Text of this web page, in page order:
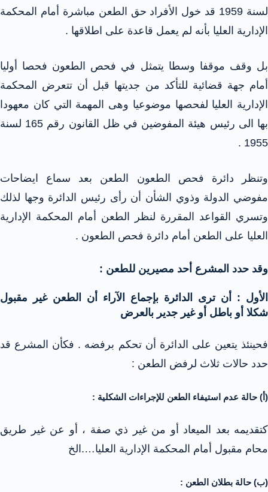
لسنة 1959 قد خول الأفراد حق الطعن مباشرة أمام المحكمة
الإدارية العليا بأنه لم يعمل قاعدة على اطلاقها .
بل وقف موقفا وسطا يتمثل في فحص الطعون فحصا أوليا
أمام جهة قضائية للتأكد من جديتها قبل أن تتعرض المحكمة
الإدارية العليا لفحصها موضوعيا وهى المهمة التي كان معهودا
بها الى رئيس هيئة المفوضين في ظل القانون رقم 165 لسنة
1955 .
وتنظر دائرة فحص الطعون الطعن بعد سماع ايضاحات
مفوضي الدولة وذوي الشأن أن رأى رئيس الدائرة وجها لذلك
وتسري القواعد المقررة لنظر الطعن أمام المحكمة الإدارية
العليا على الطعن أمام دائرة فحص الطعون .
وقد حدد المشرع أحد مصيرين للطعن :
الأول : أن ترى الدائرة بإجماع الآراء أن الطعن غير مقبول
شكلا أو باطل أو غير جدير بالعرض
فحينئذ يتعين على الدائرة أن تحكم برفضه . فكأن المشرع قد
حدد حالات ثلاث لرفض الطعن :
(أ) حالة عدم استيفاء الطعن للإجراءات الشكلية :
كتقديمه بعد الميعاد أو من غير ذي صفة ، أو عن غير طريق
محام مقبول أمام المحكمة الإدارية العليا….الخ
(ب) حالة بطلان الطعن :